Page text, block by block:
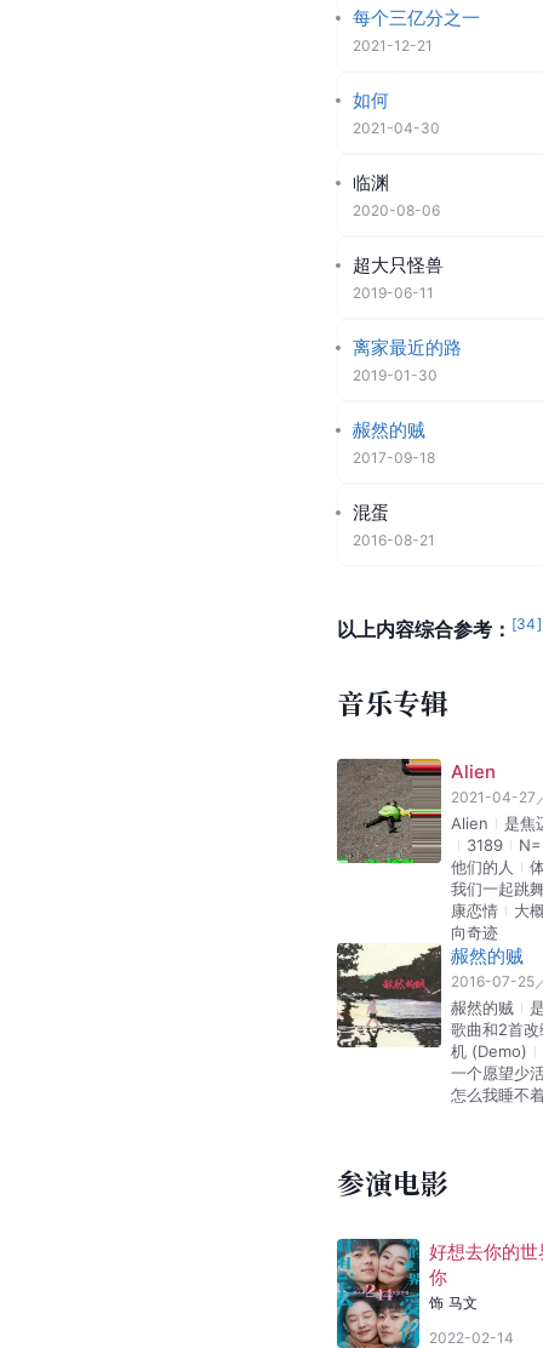
每个三亿分之一
2021-12-21
如何
2021-04-30
临渊
2020-08-06
超大只怪兽
2019-06-11
离家最近的路
2019-01-30
赧然的贼
2017-09-18
混蛋
2016-08-21
以上内容综合参考： [34]
音乐专辑
Alien
2021-04-27
Alien
是焦
3189
他们的人
我们一起跳
康恋情
大
向奇迹
赧然的贼
2016-07-25
赧然的贼
歌曲和2首
机 (Demo)
一个愿望少
怎么我睡不
参演电影
好想去你的世
你
饰 马文
2022-02-14